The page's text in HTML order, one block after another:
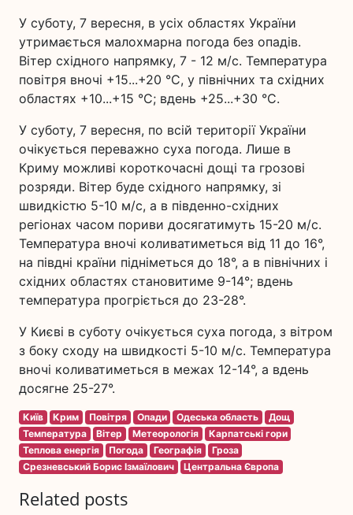
У суботу, 7 вересня, в усіх областях України
утримається малохмарна погода без опадів.
Вітер східного напрямку, 7 - 12 м/с. Температура
повітря вночі +15...+20 °С, у північних та східних
областях +10...+15 °С; вдень +25...+30 °С.
У суботу, 7 вересня, по всій території України
очікується переважно суха погода. Лише в
Криму можливі короткочасні дощі та грозові
розряди. Вітер буде східного напрямку, зі
швидкістю 5-10 м/с, а в південно-східних
регіонах часом пориви досягатимуть 15-20 м/с.
Температура вночі коливатиметься від 11 до 16°,
на півдні країни підніметься до 18°, а в північних і
східних областях становитиме 9-14°; вдень
температура прогріється до 23-28°.
У Києві в суботу очікується суха погода, з вітром
з боку сходу на швидкості 5-10 м/с. Температура
вночі коливатиметься в межах 12-14°, а вдень
досягне 25-27°.
Київ Крим Повітря Опади Одеська область
Дощ
Температура
Вітер Метеорологія
Карпатські гори
Теплова енергія
Погода Географія
Гроза
Срезневський Борис Ізмаїлович
Центральна Європа
Related posts